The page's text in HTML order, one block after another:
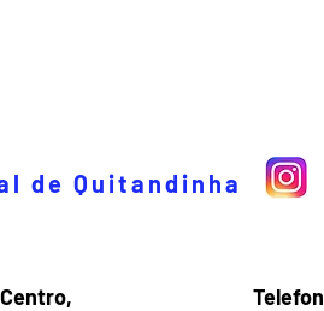
de Quitandinha